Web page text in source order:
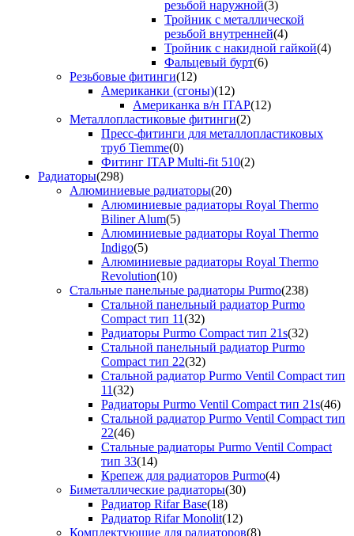
резьбой наружной(3)
Тройник с металлической
резьбой внутренней(4)
Тройник с накидной гайкой(4)
Фальцевый бурт(6)
Резьбовые фитинги(12)
Американки (сгоны)(12)
Американка в/н ITAP(12)
Металлопластиковые фитинги(2)
Пресс-фитинги для металлопластиковых
труб Tiemme(0)
Фитинг ITAP Multi-fit 510(2)
Радиаторы(298)
Алюминиевые радиаторы(20)
Алюминиевые радиаторы Royal Thermo
Biliner Alum(5)
Алюминиевые радиаторы Royal Thermo
Indigo(5)
Алюминиевые радиаторы Royal Thermo
Revolution(10)
Стальные панельные радиаторы Purmo(238)
Стальной панельный радиатор Purmo
Compact тип 11(32)
Радиаторы Purmo Compact тип 21s(32)
Стальной панельный радиатор Purmo
Compact тип 22(32)
Стальной радиатор Purmo Ventil Compact тип
11(32)
Радиаторы Purmo Ventil Compact тип 21s(46)
Стальной радиатор Purmo Ventil Compact тип
22(46)
Стальные радиаторы Purmo Ventil Compact
тип 33(14)
Крепеж для радиаторов Purmo(4)
Биметаллические радиаторы(30)
Радиатор Rifar Base(18)
Радиатор Rifar Monolit(12)
Комплектующие для радиаторов(8)